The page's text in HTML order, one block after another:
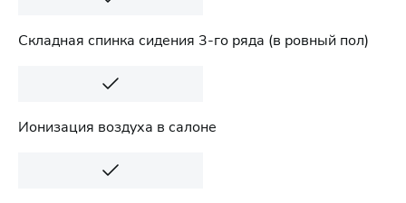
Складная спинка сидения 3-го ряда (в ровный пол)
Ионизация воздуха в салоне